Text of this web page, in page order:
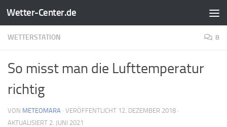
Zum Inhalt springen
Wetter-Center.de
WETTERSTATION 8
So misst man die Lufttemperatur
richtig
VON METEOMARA · VERÖFFENTLICHT 12. DEZEMBER 2018 ·
AKTUALISIERT 2. JUNI 2021